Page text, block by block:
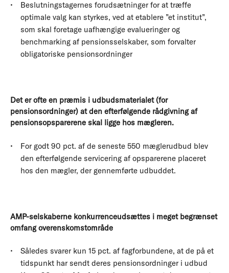
Beslutningstagernes forudsætninger for at træffe
optimale valg kan styrkes, ved at etablere ”et institut”,
som skal foretage uafhængige evalueringer og
benchmarking af pensionsselskaber, som forvalter
obligatoriske pensionsordninger
Det er ofte en præmis i udbudsmaterialet (for
pensionsordninger) at den efterfølgende rådgivning af
pensionsopsparerene skal ligge hos mægleren.
For godt 90 pct. af de seneste 550 mæglerudbud blev
den efterfølgende servicering af opsparerene placeret
hos den mægler, der gennemførte udbuddet.
AMP-selskaberne konkurrenceudsættes i meget begrænset
omfang overenskomstområde
Således svarer kun 15 pct. af fagforbundene, at de på et
tidspunkt har sendt deres pensionsordninger i udbud